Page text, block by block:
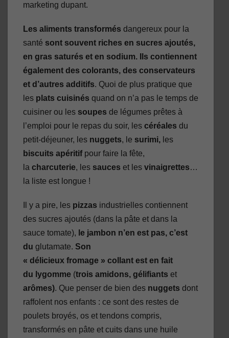
marketing dupant.
Les aliments transformés dangereux pour la
santé sont souvent riches en sucres ajoutés,
en gras saturés et en sodium. Ils contiennent
également des colorants, des conservateurs
et d’autres additifs. Quoi de plus pratique que
les plats cuisinés quand on n’a pas le temps de
cuisiner ou les soupes de légumes prêtes à
l’emploi pour le repas du soir, les céréales du
petit-déjeuner, les nuggets, le surimi, les
biscuits apéritifpour faire la fête,
la charcuterie, les sauces et les vinaigrettes…
la liste est longue !
Il y a pire, les pizzas industrielles contiennent
des sucres ajoutés (dans la pâte et dans la
sauce tomate), le jambon n’en est pas, c’est
du glutamate. Son
« délicieux fromage » collant est en fait
du lygomme (trois amidons, gélifiants et
arômes). Que penser de bien des nuggets dont
raffolent nos enfants : ce sont des restes de
poulets broyés, os et tendons compris,
transformés en pâte et cuits dans une huile